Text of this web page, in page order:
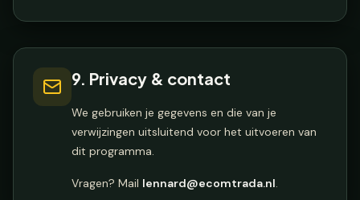
9. Privacy & contact
We gebruiken je gegevens en die van je
verwijzingen uitsluitend voor het uitvoeren van
dit programma.
Vragen? Mail lennard@ecomtrada.nl.